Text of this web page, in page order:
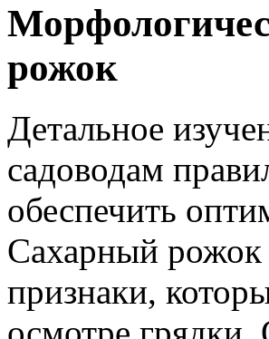
рожок
Детальное
садоводам
обеспечить
Сахарный рожок
признаки,